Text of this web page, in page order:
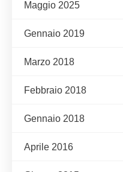
Maggio 2025
Gennaio 2019
Marzo 2018
Febbraio 2018
Gennaio 2018
Aprile 2016